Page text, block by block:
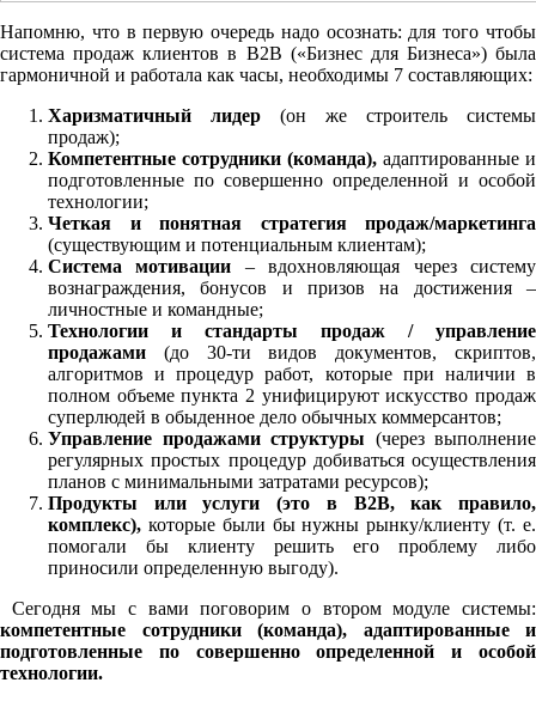
Напомню, что в первую очередь надо осознать: для того чтобы
система продаж клиентов в B2B («Бизнес для Бизнеса») была
гармоничной и работала как часы, необходимы 7 составляющих:
Харизматичный лидер (он же строитель системы
продаж);
Компетентные сотрудники (команда), адаптированные и
подготовленные по совершенно определенной и особой
технологии;
Четкая и понятная стратегия продаж/маркетинга
(существующим и потенциальным клиентам);
Система мотивации – вдохновляющая через систему
вознаграждения, бонусов и призов на достижения –
личностные и командные;
Технологии и стандарты продаж / управление
продажами (до 30-ти видов документов, скриптов,
алгоритмов и процедур работ, которые при наличии в
полном объеме пункта 2 унифицируют искусство продаж
суперлюдей в обыденное дело обычных коммерсантов;
Управление продажами структуры (через выполнение
регулярных простых процедур добиваться осуществления
планов с минимальными затратами ресурсов);
Продукты или услуги (это в B2B, как правило,
комплекс), которые были бы нужны рынку/клиенту (т. е.
помогали бы клиенту решить его проблему либо
приносили определенную выгоду).
Сегодня мы с вами поговорим о втором модуле системы:
компетентные сотрудники (команда), адаптированные и
подготовленные по совершенно определенной и особой
технологии.